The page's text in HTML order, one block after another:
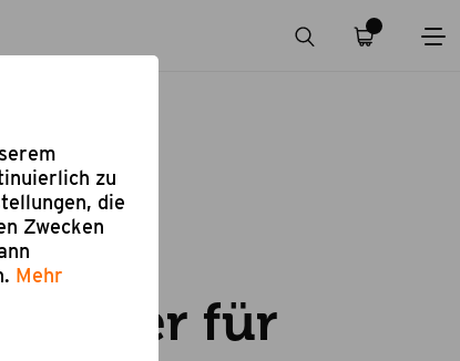
für
zu
die
Zwecken
Mehr